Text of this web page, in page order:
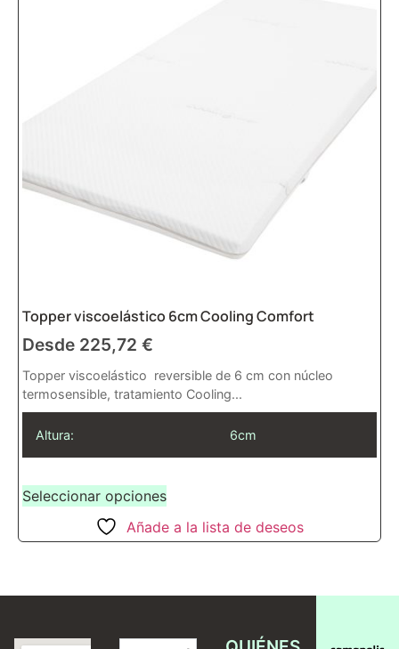
Topper viscoelástico 6cm Cooling Comfort
Desde 225,72 €
Topper viscoelástico reversible de 6 cm con núcleo
termosensible, tratamiento Cooling...
Altura: 6cm
Seleccionar opciones
Añade a la lista de deseos